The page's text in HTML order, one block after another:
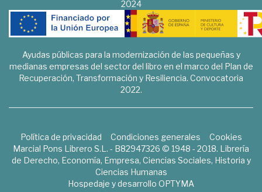
2024
Ayudas públicas para la modernización de las pequeñas y
medianas empresas del sector del libro en el marco del Plan de
Recuperación, Transformación y Resiliencia. Convocatoria
2022.
Política de privacidad Condiciones generales
Cookies
Marcial Pons Librero S.L. - B82947326 © 1948 - 2018. Librería
de Derecho, Economía, Empresa, Ciencias Sociales, Historia y
Ciencias Humanas
Hospedaje y desarrollo OPTYMA